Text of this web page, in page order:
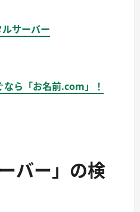
サーバー
ら「お名前.com」！
バー」の検